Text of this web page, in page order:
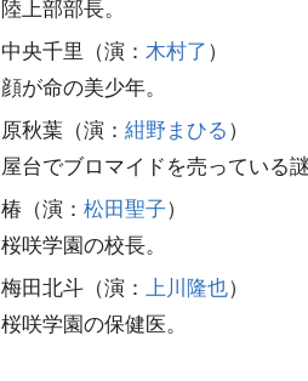
陸上部部長。
中央千里（演： 木村了 ）
顔が命の美少年。
原秋葉（演： 紺野まひる ）
屋台でブロマイドを売っている謎
椿（演： 松田聖子）
桜咲学園の校長。
梅田北斗（演：
上川隆也）
桜咲学園の保健医。